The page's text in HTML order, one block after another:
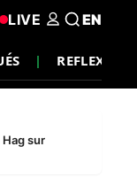
REFLEXION
LIVE EN
sur